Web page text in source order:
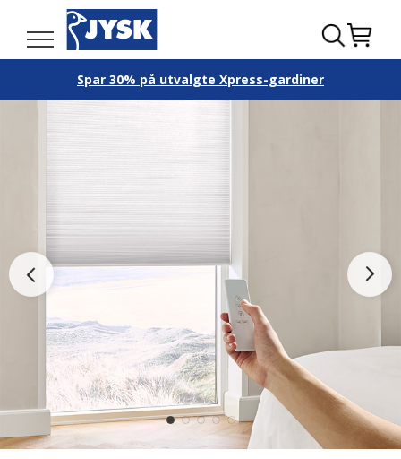
Spar 30% på utvalgte Xpress-gardiner